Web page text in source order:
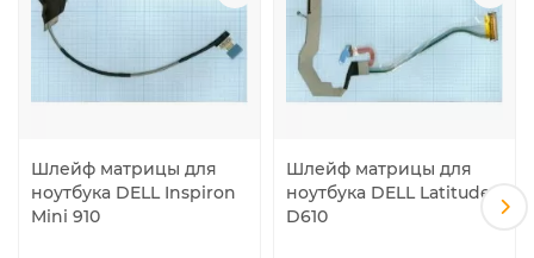
Шлейф матрицы для
ноутбука DELL Inspiron
Mini 910
Шлейф матрицы для
ноутбука DELL Latitude
D610